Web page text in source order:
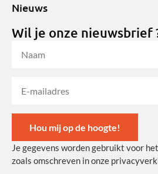
Nieuws
Wil je onze nieuwsbrief
Hou mij op de hoogte!
Alternative:
Je gegevens worden gebruikt voor
zoals omschreven in onze